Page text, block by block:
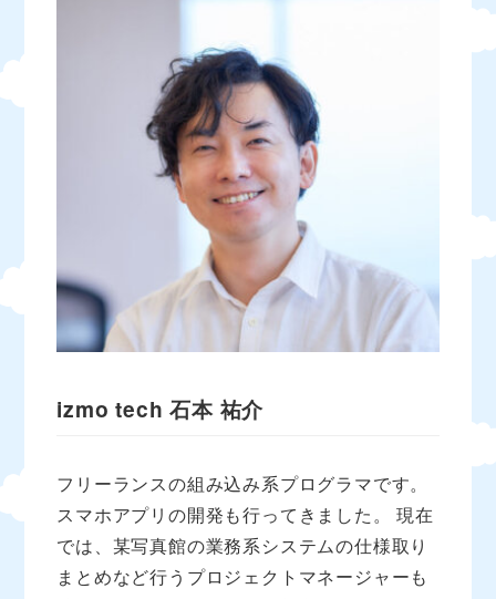
izmo tech 石本 祐介
フリーランスの組み込み系プログラマです。
スマホアプリの開発も行ってきました。 現在
では、某写真館の業務系システムの仕様取り
まとめなど行うプロジェクトマネージャーも